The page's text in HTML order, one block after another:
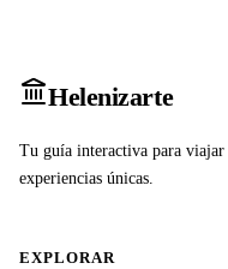
Helenizarte
Tu guía interactiva para
experiencias únicas.
EXPLORAR